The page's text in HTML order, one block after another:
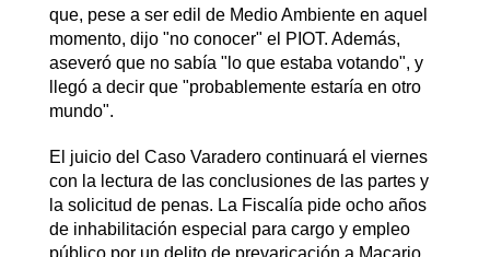
que, pese a ser edil de Medio Ambiente en aquel
momento, dijo "no conocer" el PIOT. Además,
aseveró que no sabía "lo que estaba votando", y
llegó a decir que "probablemente estaría en otro
mundo".
El juicio del Caso Varadero continuará el viernes
con la lectura de las conclusiones de las partes y
la solicitud de penas. La Fiscalía pide ocho años
de inhabilitación especial para cargo y empleo
público por un delito de prevaricación a Macario